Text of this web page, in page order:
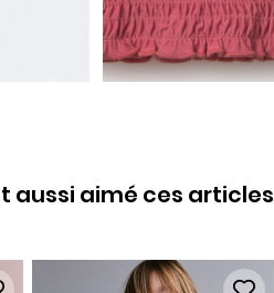
aussi aimé ces articles